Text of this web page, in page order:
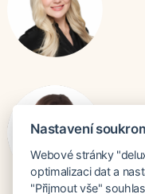
Nastavení
Webové stránky
optimalizaci dat a
"Přijmout vše"